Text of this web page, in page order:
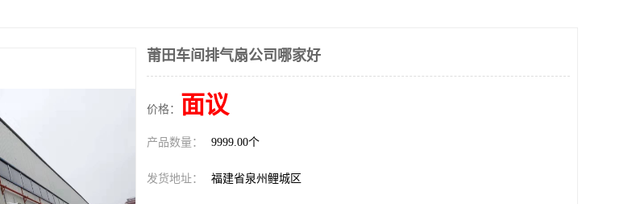
莆田车间排气扇公司哪家好
价格： 面议
产品数量： 9999.00个
发货地址： 福建省泉州鲤城区